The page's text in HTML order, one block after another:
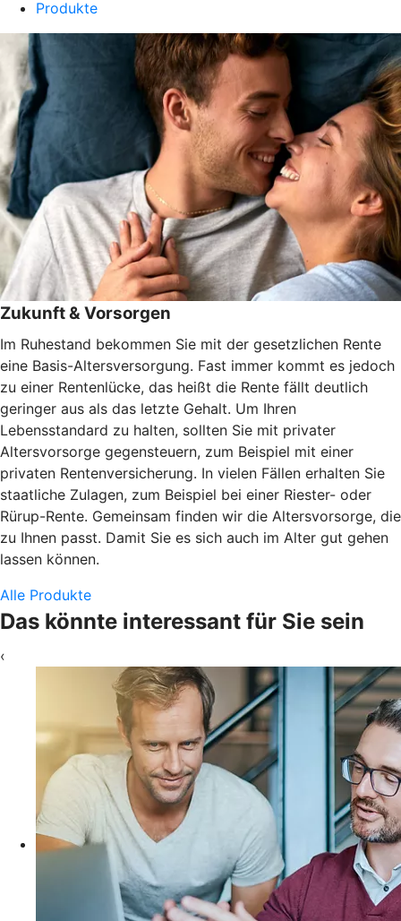
Produkte
Zukunft & Vorsorgen
Im Ruhestand bekommen Sie mit der gesetzlichen Rente
eine Basis-Altersversorgung. Fast immer kommt es jedoch
zu einer Rentenlücke, das heißt die Rente fällt deutlich
geringer aus als das letzte Gehalt. Um Ihren
Lebensstandard zu halten, sollten Sie mit privater
Altersvorsorge gegensteuern, zum Beispiel mit einer
privaten Rentenversicherung. In vielen Fällen erhalten Sie
staatliche Zulagen, zum Beispiel bei einer Riester- oder
Rürup-Rente. Gemeinsam finden wir die Altersvorsorge, die
zu Ihnen passt. Damit Sie es sich auch im Alter gut gehen
lassen können.
Alle Produkte
Das könnte interessant für Sie sein
‹